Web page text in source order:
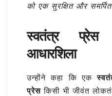
को एक सुरक्षित और
स्वतंत्र प्रेस
आधारशिला
उन्होंने कहा कि एक
प्रेस किसी भी जीवंत